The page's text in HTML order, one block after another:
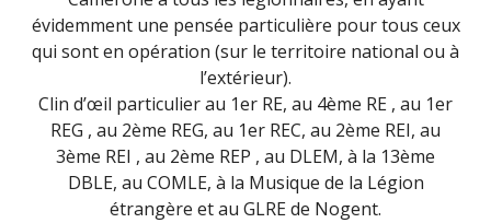
évidemment une pensée particulière pour tous ceux
qui sont en opération (sur le territoire national ou à
l’extérieur).
Clin d’œil particulier au 1er RE, au 4ème RE , au 1er
REG , au 2ème REG, au 1er REC, au 2ème REI, au
3ème REI , au 2ème REP , au DLEM, à la 13ème
DBLE, au COMLE, à la Musique de la Légion
étrangère et au GLRE de Nogent.